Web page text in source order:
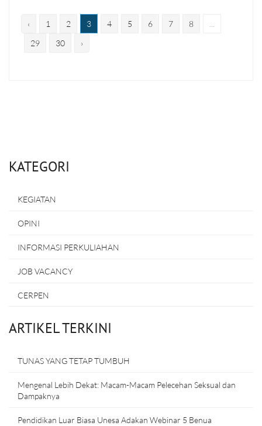
‹ 1 2 3 4 5 6 7 8
29
30 ›
KATEGORI
KEGIATAN
OPINI
INFORMASI PERKULIAHAN
JOB VACANCY
CERPEN
ARTIKEL TERKINI
TUNAS YANG TETAP TUMBUH
Mengenal Lebih Dekat: Macam-Macam Pelecehan Seksual dan
Dampaknya
Pendidikan Luar Biasa Unesa Adakan Webinar 5 Benua